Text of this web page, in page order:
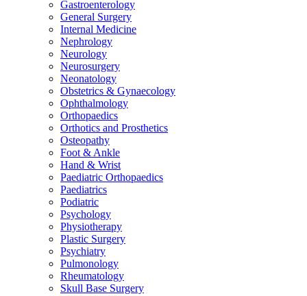
Gastroenterology
General Surgery
Internal Medicine
Nephrology
Neurology
Neurosurgery
Neonatology
Obstetrics & Gynaecology
Ophthalmology
Orthopaedics
Orthotics and Prosthetics
Osteopathy
Foot & Ankle
Hand & Wrist
Paediatric Orthopaedics
Paediatrics
Podiatric
Psychology
Physiotherapy
Plastic Surgery
Psychiatry
Pulmonology
Rheumatology
Skull Base Surgery